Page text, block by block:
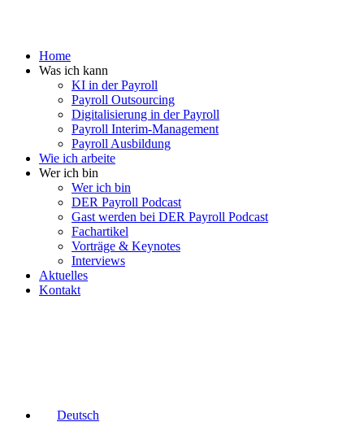
Home
Was ich kann
KI in der Payroll
Payroll Outsourcing
Digitalisierung in der Payroll
Payroll Interim-Management
Payroll Ausbildung
Wie ich arbeite
Wer ich bin
Wer ich bin
DER Payroll Podcast
Gast werden bei DER Payroll Podcast
Fachartikel
Vorträge & Keynotes
Interviews
Aktuelles
Kontakt
Deutsch